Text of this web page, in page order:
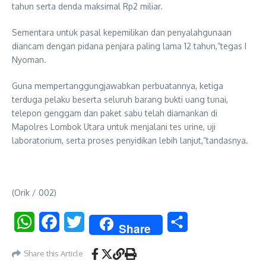
tahun serta denda maksimal Rp2 miliar.
Sementara untuk pasal kepemilikan dan penyalahgunaan
diancam dengan pidana penjara paling lama 12 tahun,”tegas I
Nyoman.
Guna mempertanggungjawabkan perbuatannya, ketiga
terduga pelaku beserta seluruh barang bukti uang tunai,
telepon genggam dan paket sabu telah diamankan di
Mapolres Lombok Utara untuk menjalani tes urine, uji
laboratorium, serta proses penyidikan lebih lanjut,”tandasnya.
(Orik / 002)
WhatsAppFacebookTwitter Share
Share this Article